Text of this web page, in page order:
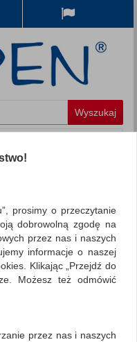
Więcej
Kalkulatory
prosimy o przeczytanie
dobrowolną zgodę na
przez nas i naszych
informacje o naszej
Klikając „Przejdź do
Możesz też odmówić
przez nas i naszych